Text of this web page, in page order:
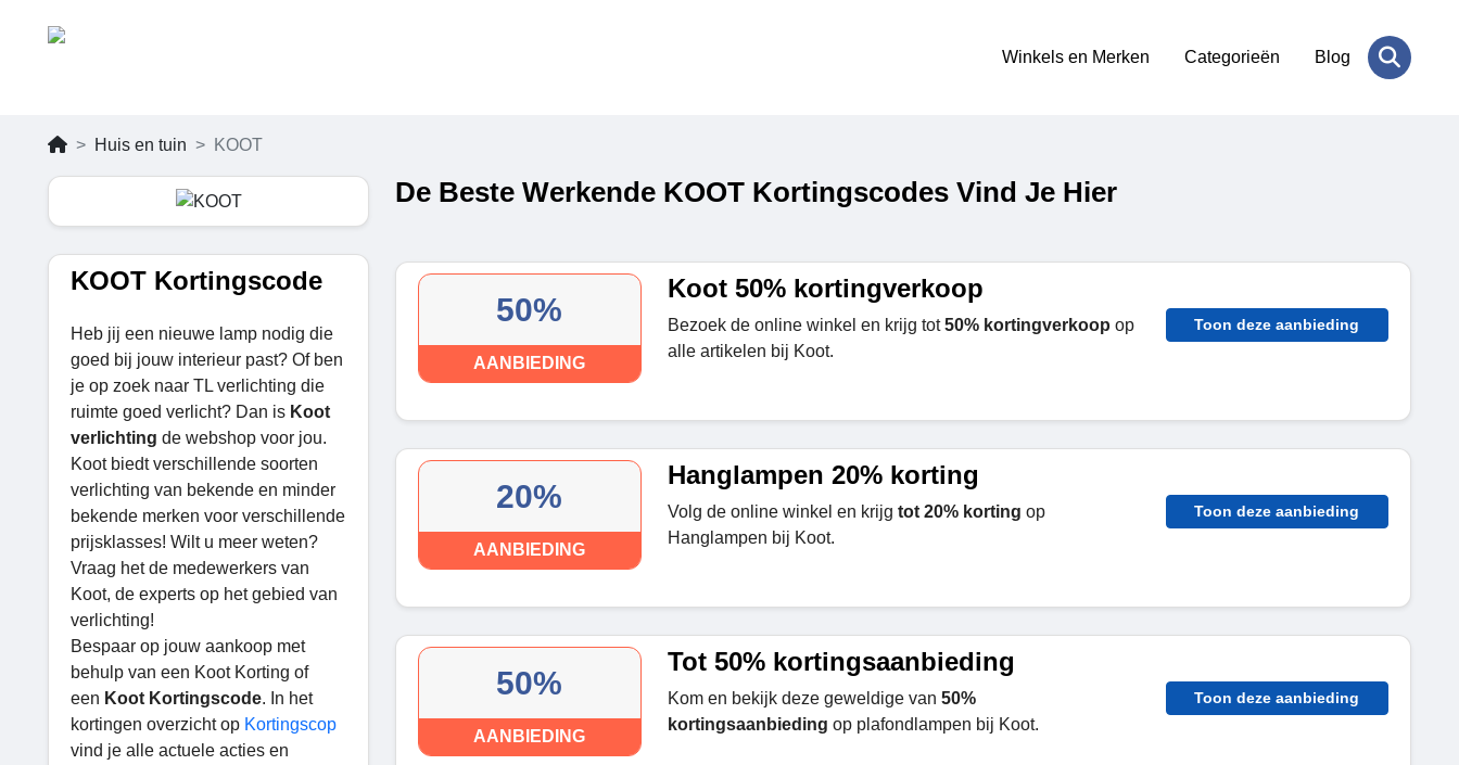
Winkels en Merken Categorieën Blog
Huis en tuin KOOT
KOOT Kortingscode
Heb jij een nieuwe lamp nodig die
goed bij jouw interieur past? Of ben
je op zoek naar TL verlichting die
ruimte goed verlicht? Dan is Koot
verlichting de webshop voor jou.
Koot biedt verschillende soorten
verlichting van bekende en minder
bekende merken voor verschillende
prijsklasses! Wilt u meer weten?
Vraag het de medewerkers van
Koot, de experts op het gebied van
verlichting!
Bespaar op jouw aankoop met
behulp van een Koot Korting of
een Koot Kortingscode. In het
kortingen overzicht op Kortingscop
vind je alle actuele acties en
De Beste Werkende KOOT Kortingscodes Vind Je Hier
50%
AANBIEDING
Koot 50% kortingverkoop
Bezoek de online winkel en krijg tot50% kortingverkoop op
alle artikelen bij Koot.
Toon deze aanbieding
20%
AANBIEDING
Hanglampen 20% korting
Volg de online winkel en krijg tot 20% korting op
Hanglampen bij Koot.
Toon deze aanbieding
50%
AANBIEDING
Tot 50% kortingsaanbieding
Kom en bekijk deze geweldige van 50%
kortingsaanbieding op plafondlampen bij Koot.
Toon deze aanbieding